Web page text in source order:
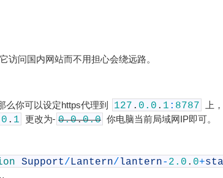
访问国内网站而不用担心会绕远路。
你可以设定https代理到 127 . 0.0 . 1 : 8787
上
. 1 更改为 0.0.0.0 你电脑当前局域网IP即可。
Support/Lantern/ lantern- 2.0 . 0+